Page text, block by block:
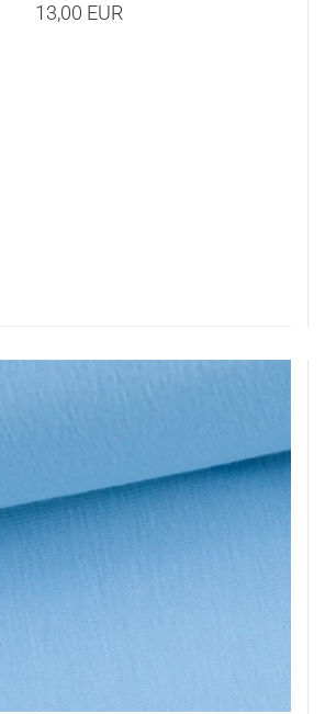
13,00 EUR